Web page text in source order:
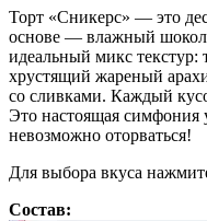
Торт «Сникерс» — это
основе — влажный
идеальный микс текстур:
хрустящий жареный
со сливками. Каждый
Это настоящая симфония
невозможно оторваться!
Для выбора вкуса
Состав: